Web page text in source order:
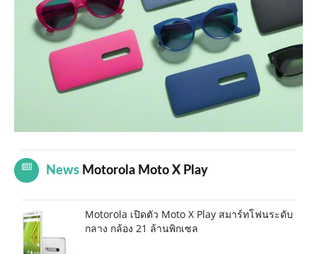
News Motorola Moto X Play
Motorola เปิดตัว Moto X Play สมาร์ทโฟนระดับ
กลาง กล้อง 21 ล้านพิกเซล